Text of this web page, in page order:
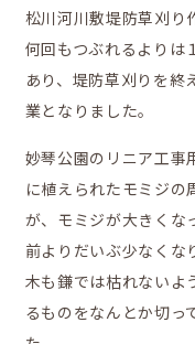
移
松川河川敷堤防草刈り
何回もつぶれるよりは
あり、堤防草刈りを終
業となりました。
妙琴公園のリニア工事
に植えられたモミジ
が、モミジが大きくな
前よりだいぶ少なく
木も鎌では枯れないよ
るものをなんとか切っ